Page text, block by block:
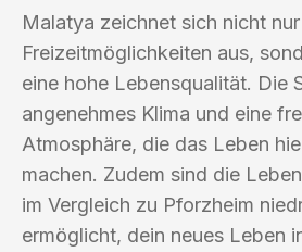
Malatya zeichnet sich nicht
Freizeitmöglichkeiten aus,
eine hohe Lebensqualität. Die
angenehmes Klima und eine
Atmosphäre, die das Leben
machen. Zudem sind die
im Vergleich zu Pforzheim
ermöglicht, dein neues Leben